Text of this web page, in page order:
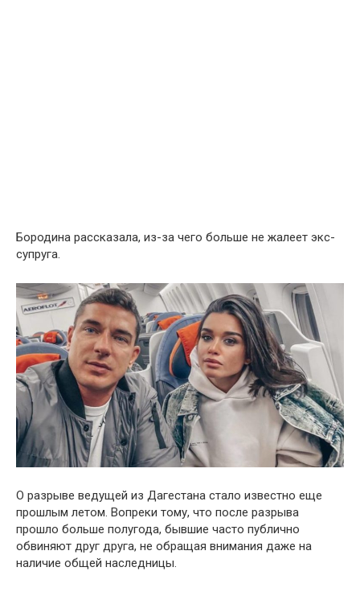
Бородина рассказала, из-за чего больше не жалеет экс-
супруга.
О разрыве ведущей из Дагестана стало известно еще
прошлым летом. Вопреки тому, что после разрыва
прошло больше полугода, бывшие часто публично
обвиняют друг друга, не обращая внимания даже на
наличие общей наследницы.